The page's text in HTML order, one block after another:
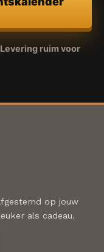
ruim voor
op jouw
als cadeau.